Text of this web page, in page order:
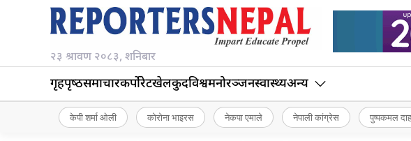
२३ श्रावण २०८३, शनिबार
गृहपृष्‍ठसमाचारकर्पोरेटखेलकुदविश्वमनोरञ्जनस्वास्थ्यअन्य
केपी शर्मा ओली कोरोना भाइरस नेकपा एमाले नेपाली कांग्रेस पुष्पकमल